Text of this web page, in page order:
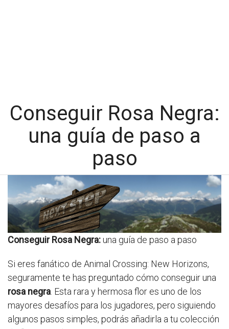
Conseguir Rosa Negra:
una guía de paso a
paso
Conseguir Rosa Negra:una guía de paso a paso
Si eres fanático de Animal Crossing: New Horizons,
seguramente te has preguntado cómo conseguir una
rosa negra . Esta rara y hermosa flor es uno de los
mayores desafíos para los jugadores, pero siguiendo
algunos pasos simples, podrás añadirla a tu colección